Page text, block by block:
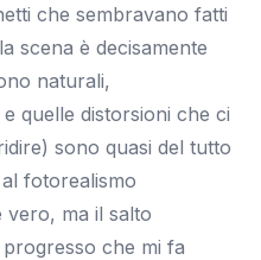
che sembravano fatti
scena è decisamente
naturali,
e quelle distorsioni che ci
sono quasi del tutto
fotorealismo
vero, ma il salto
che mi fa